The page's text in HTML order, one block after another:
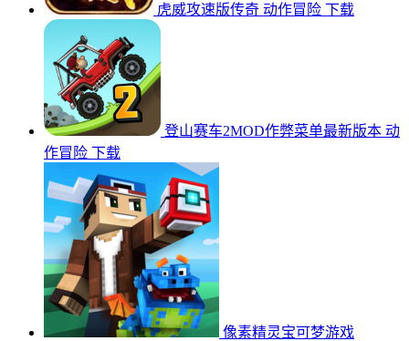
虎威攻速版传奇 动作冒险 下载
登山赛车2MOD作弊菜单最新版本 动
作冒险 下载
像素精灵宝可梦游戏